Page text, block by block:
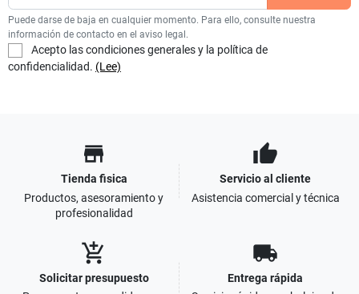
Puede darse de baja en cualquier momento. Para ello, consulte nuestra
información de contacto en el aviso legal.
Acepto las condiciones generales y la política de
confidencialidad. (Lee)
store
Tienda fisica
Productos, asesoramiento y
profesionalidad
thumb_up
Servicio al cliente
Asistencia comercial y técnica
add_shopping_cart
Solicitar presupuesto
local_shipping
Entrega rápida